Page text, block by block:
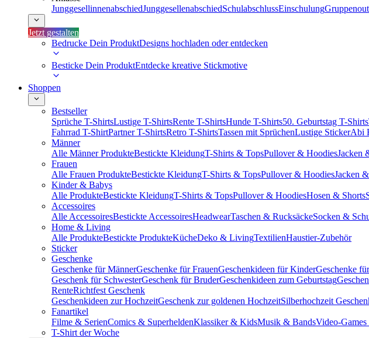
JunggesellinnenabschiedJunggesellenabschiedSchulabschlussEinschulung
Jetzt gestalten
Bedrucke Dein ProduktDesigns hochladen oder entdecken
Besticke Dein ProduktEntdecke kreative Stickmotive
Shoppen
Bestseller
Sprüche T-ShirtsLustige T-ShirtsRente T-ShirtsHunde T-Shirts50. Geburtstag T-Shirts
Fahrrad T-ShirtPartner T-ShirtsRetro T-ShirtsTassen mit SprüchenLustige StickerAbi
Männer
Alle Männer ProdukteBestickte KleidungT-Shirts & TopsPullover & HoodiesJacken
Frauen
Alle Frauen ProdukteBestickte KleidungT-Shirts & TopsPullover & HoodiesJacken
Kinder & Babys
Alle ProdukteBestickte KleidungT-Shirts & TopsPullover & HoodiesHosen & Shorts
Accessoires
Alle AccessoiresBestickte AccessoiresHeadwearTaschen & RucksäckeSocken &
Home & Living
Alle ProdukteBestickte ProdukteKücheDeko & LivingTextilienHaustier-Zubehör
Sticker
Geschenke
Geschenke für MännerGeschenke für FrauenGeschenkideen für KinderGeschenke
Geschenk für SchwesterGeschenk für BruderGeschenkideen zum Geburtstag
RenteRichtfest Geschenk
Geschenkideen zur HochzeitGeschenk zur goldenen HochzeitSilberhochzeit
Fanartikel
Filme & SerienComics & SuperheldenKlassiker & KidsMusik & BandsVideo-
T-Shirt der Woche